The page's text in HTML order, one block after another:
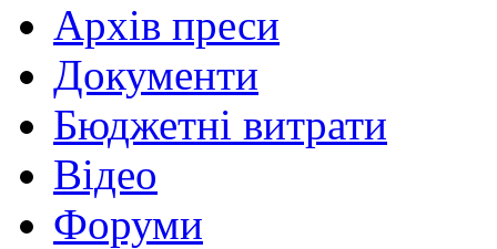
Архів преси
Документи
Бюджетні витрати
Відео
Форуми